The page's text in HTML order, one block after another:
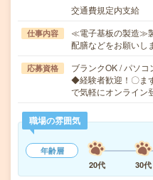
交通費規定内支給
仕事内容
≪電子基板の製造≫
配膳などをお願いし
応募資格
ブランクOK / パソ
◆経験者歓迎！〇ま
で気軽にオンライ
職場の雰囲気
年齢層
20代
30代